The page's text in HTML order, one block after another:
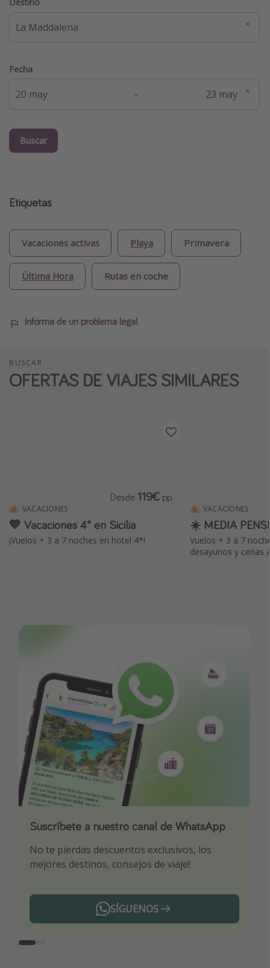
Fecha
-
Buscar
Etiquetas
Vacaciones activas Playa Primavera
Última Hora Rutas en coche
Informa de un problema legal
BUSCAR
OFERTAS DE VIAJES SIMILARES
VACACIONES
💙 Vacaciones 4* en Sicilia
¡Vuelos + 3 a 7 noches en hotel 4*!
Desde 119€ pp
VACACIONES
☀️ MEDIA
Vuelos + 3 a 7
desayunos y cenas
Suscríbete a nuestro canal de WhatsApp
No te pierdas descuentos exclusivos, los
mejores destinos, consejos de viaje!
SÍGUENOS
Descarga nuestra app
Sé el primero en reservar nuestros chollazos
¡Suscríbete a nuestro canal de Telegram!
¡Recibe las mejores ofertas seleccionadas para
ti por nuestros expertos en viajes
Telegram